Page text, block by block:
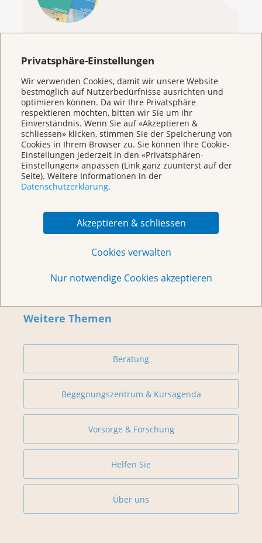
Privatsphäre-Einstellungen
Wir verwenden Cookies, damit wir unsere Website
bestmöglich auf Nutzerbedürfnisse ausrichten und
optimieren können. Da wir Ihre Privatsphäre
respektieren möchten, bitten wir Sie um ihr
Einverständnis. Wenn Sie auf «Akzeptieren &
schliessen» klicken, stimmen Sie der Speicherung von
Cookies in Ihrem Browser zu. Sie können Ihre Cookie-
Einstellungen jederzeit in den «Privatsphären-
Einstellungen» anpassen (Link ganz zuunterst auf der
Seite). Weitere Informationen in der
Datenschutzerklärung.
Akzeptieren & schliessen
Cookies verwalten
Nur notwendige Cookies akzeptieren
KrebsInfo
0800 11 88 11
Montag – Freitag: 10 – 18 Uhr
E-Mail
mailto:krebsinfo@krebsliga.ch
Chat
KrebsInfo
Montag – Freitag: 10 – 18 Uhr
Weitere Themen
Beratung
Begegnungszentrum & Kursagenda
Vorsorge & Forschung
Helfen Sie
Über uns